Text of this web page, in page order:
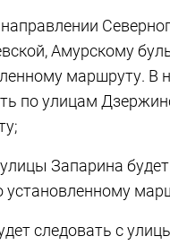
Амурскому
маршруту. В
по улицам
Запарина
установленному
следовать с